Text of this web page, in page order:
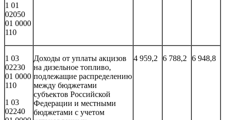
1 01
02050
01 0000
110
1 03
02230
01 0000
110
1 03
02240
Доходы от уплаты акцизов
на дизельное топливо,
подлежащие распределению
между бюджетами
субъектов Российской
Федерации и местными
бюджетами с учетом
4 959,2 6 788,2 6 948,8